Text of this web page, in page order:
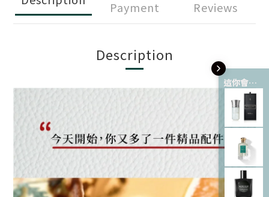
這你會愛 💘
Payment
Reviews
Description